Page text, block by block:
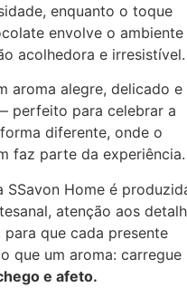
enquanto o toque
envolve o ambiente
acolhedora e irresistível.
aroma alegre, delicado e
perfeito para celebrar a
diferente, onde o
faz parte da experiência.
SSavon Home é
atenção aos
que cada presente
que um aroma: carregue
e afeto.